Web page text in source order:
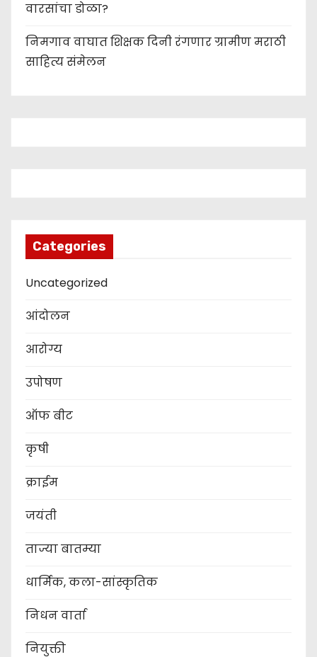
वारसांचा डोळा?
निमगाव वाघात शिक्षक दिनी रंगणार ग्रामीण मराठी
साहित्य संमेलन
Categories
Uncategorized
आंदोलन
आरोग्य
उपोषण
ऑफ बीट
कृषी
क्राईम
जयंती
ताज्या बातम्या
धार्मिक, कला-सांस्कृतिक
निधन वार्ता
नियुक्ती